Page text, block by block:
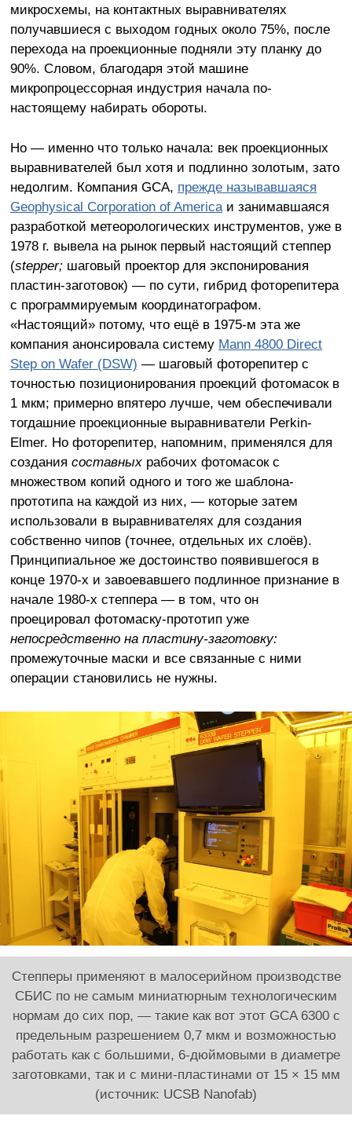
микросхемы, на контактных выравнивателях
получавшиеся с выходом годных около 75%, после
перехода на проекционные подняли эту планку до
90%. Словом, благодаря этой машине
микропроцессорная индустрия начала по-
настоящему набирать обороты.
Но — именно что только начала: век проекционных
выравнивателей был хотя и подлинно золотым, зато
недолгим. Компания GCA, прежде называвшаяся
Geophysical Corporation of Americaи занимавшаяся
разработкой метеорологических инструментов, уже в
1978 г. вывела на рынок первый настоящий степпер
(stepper; шаговый проектор для экспонирования
пластин-заготовок) — по сути, гибрид фоторепитера
с программируемым координатографом.
«Настоящий» потому, что ещё в 1975-м эта же
компания анонсировала систему Mann 4800 Direct
Step on Wafer (DSW) — шаговый фоторепитер с
точностью позиционирования проекций фотомасок в
1 мкм; примерно впятеро лучше, чем обеспечивали
тогдашние проекционные выравниватели Perkin-
Elmer. Но фоторепитер, напомним, применялся для
создания составных рабочих фотомасок с
множеством копий одного и того же шаблона-
прототипа на каждой из них, — которые затем
использовали в выравнивателях для создания
собственно чипов (точнее, отдельных их слоёв).
Принципиальное же достоинство появившегося в
конце 1970-х и завоевавшего подлинное признание в
начале 1980-х степпера — в том, что он
проецировал фотомаску-прототип уже
непосредственно на пластину-заготовку:
промежуточные маски и все связанные с ними
операции становились не нужны.
Степперы применяют в малосерийном производстве
СБИС по не самым миниатюрным технологическим
нормам до сих пор, — такие как вот этот GCA 6300 с
предельным разрешением 0,7 мкм и возможностью
работать как с большими, 6-дюймовыми в диаметре
заготовками, так и с мини-пластинами от 15 × 15 мм
(источник: UCSB Nanofab)